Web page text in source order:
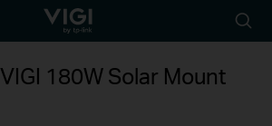
TP-Link, Reliably
icon
VIGI 180W Solar Mount